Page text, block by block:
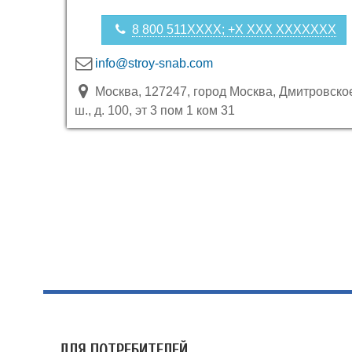
8 800 511XXXX; +X XXX XXXXXXX
info@stroy-snab.com
Москва, 127247, город Москва,
ш., д. 100, эт 3 пом 1 ком 31